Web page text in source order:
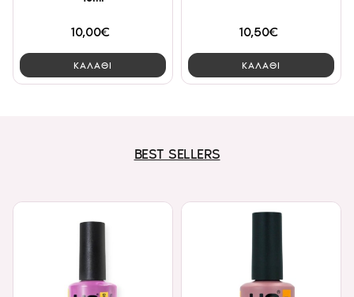
10,00€
ΚΑΛΑΘΙ
10,50€
ΚΑΛΑΘΙ
BEST SELLERS